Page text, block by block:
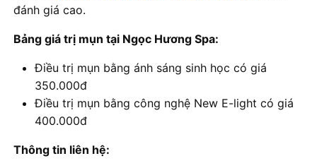
đánh giá cao.
Bảng giá trị mụn tại Ngọc Hương Spa:
Điều trị mụn bằng ánh sáng sinh học có giá
350.000đ
Điều trị mụn bằng công nghệ New E-light có giá
400.000đ
Thông tin liên hệ: